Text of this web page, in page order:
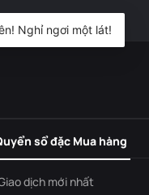
sổ đặc Mua hàng
dịch mới nhất
Nghỉ ngơi một lát!